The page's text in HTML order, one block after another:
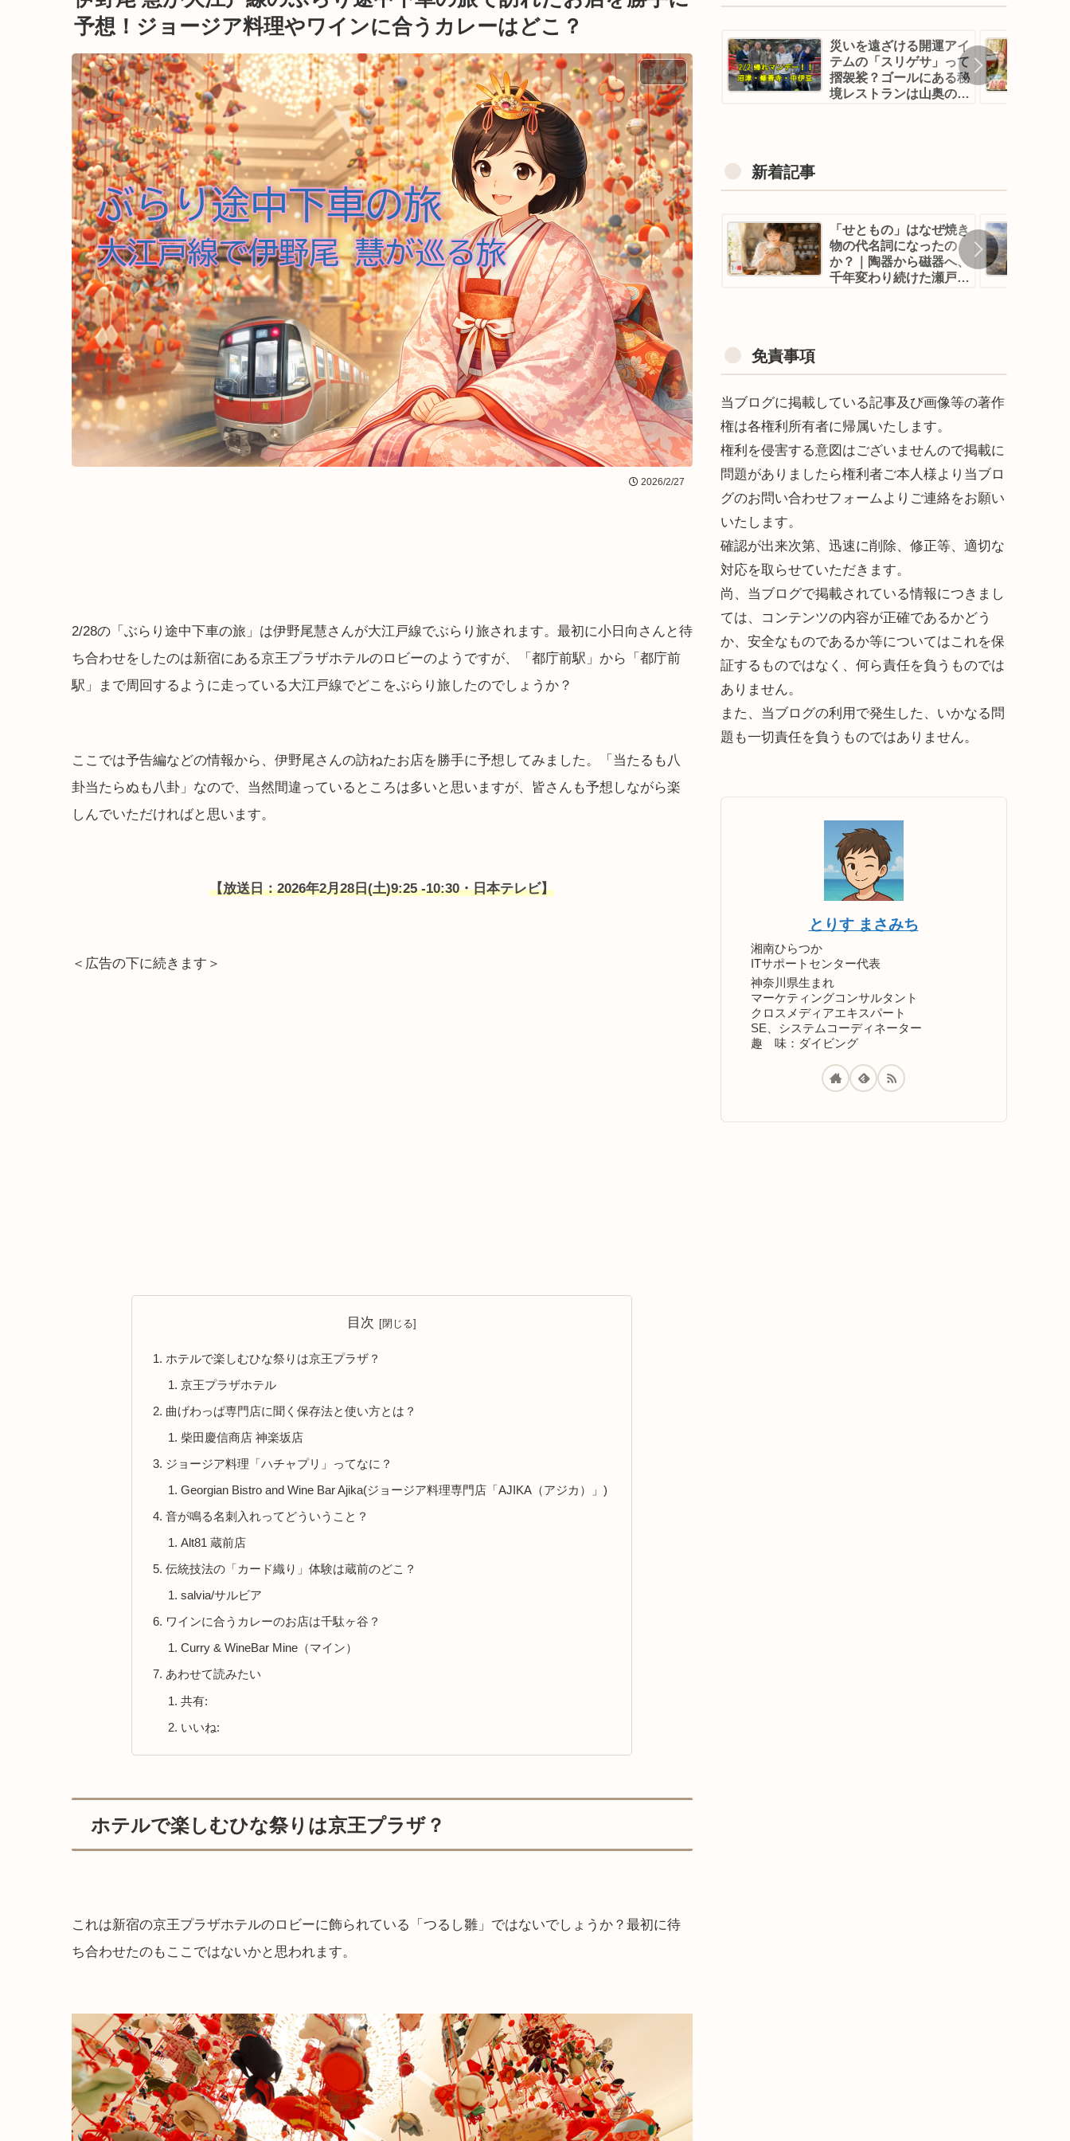
予想！ジョージア料理やワインに合うカレーはどこ？
BLOG
2026/2/27
2/28の「ぶらり途中下車の旅」は伊野尾慧さんが大江戸線でぶらり旅されます。最初に小日向さんと待
ち合わせをしたのは新宿にある京王プラザホテルのロビーのようですが、「都庁前駅」から「都庁前
駅」まで周回するように走っている大江戸線でどこをぶらり旅したのでしょうか？
ここでは予告編などの情報から、伊野尾さんの訪ねたお店を勝手に予想してみました。「当たるも八
卦当たらぬも八卦」なので、当然間違っているところは多いと思いますが、皆さんも予想しながら楽
しんでいただければと思います。
【放送日：2026年2月28日(土)9:25 -10:30・日本テレビ】
＜広告の下に続きます＞
目次
ホテルで楽しむひな祭りは京王プラザ？
京王プラザホテル
曲げわっぱ専門店に聞く保存法と使い方とは？
柴田慶信商店 神楽坂店
ジョージア料理「ハチャプリ」ってなに？
Georgian Bistro and Wine Bar Ajika(ジョージア料理専門店「AJIKA（アジカ）」)
音が鳴る名刺入れってどういうこと？
Alt81 蔵前店
伝統技法の「カード織り」体験は蔵前のどこ？
salvia/サルビア
ワインに合うカレーのお店は千駄ヶ谷？
Curry & WineBar Mine（マイン）
あわせて読みたい
共有:
いいね:
ホテルで楽しむひな祭りは京王プラザ？
これは新宿の京王プラザホテルのロビーに飾られている「つるし雛」ではないでしょうか？最初に待
ち合わせたのもここではないかと思われます。
災いを遠ざける開運アイ
テムの「スリゲサ」って
摺袈裟？ゴールにある秘
境レストランは山奥の古
新着記事
「せともの」はなぜ焼き
物の代名詞になったの
か？｜陶器から磁器へ、
千年変わり続けた瀬戸焼
免責事項
当ブログに掲載している記事及び画像等の著作
権は各権利所有者に帰属いたします。
権利を侵害する意図はございませんので掲載に
問題がありましたら権利者ご本人様より当ブロ
グのお問い合わせフォームよりご連絡をお願い
いたします。
確認が出来次第、迅速に削除、修正等、適切な
対応を取らせていただきます。
尚、当ブログで掲載されている情報につきまし
ては、コンテンツの内容が正確であるかどう
か、安全なものであるか等についてはこれを保
証するものではなく、何ら責任を負うものでは
ありません。
また、当ブログの利用で発生した、いかなる問
題も一切責任を負うものではありません。
とりす まさみち
湘南ひらつか
ITサポートセンター代表
神奈川県生まれ
マーケティングコンサルタント
クロスメディアエキスパート
SE、システムコーディネーター
趣 味：ダイビング